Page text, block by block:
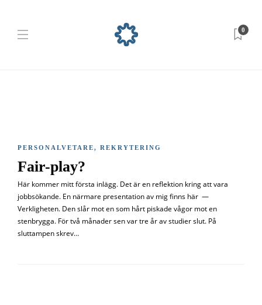
0
PERSONALVETARE, REKRYTERING
Fair-play?
Här kommer mitt första inlägg. Det är en reflektion kring att vara
jobbsökande. En närmare presentation av mig finns här —
Verkligheten. Den slår mot en som hårt piskade vågor mot en
stenbrygga. För två månader sen var tre år av studier slut. På
sluttampen skrev…